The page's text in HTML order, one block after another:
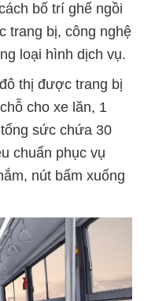
bố trí ghế ngồi
trang bị, công nghệ
loại hình dịch vụ.
thị được trang bị
cho xe lăn, 1
sức chứa 30
chuẩn phục vụ
nút bấm xuống